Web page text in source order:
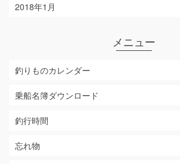
2018年1月
メニュー
釣りものカレンダー
乗船名簿ダウンロード
釣行時間
忘れ物